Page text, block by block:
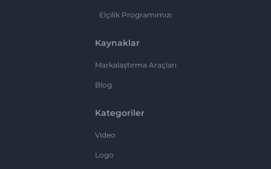
Elçilik Programımızı
Kaynaklar
Markalaştırma Araçları
Blog
Kategoriler
Video
Logo